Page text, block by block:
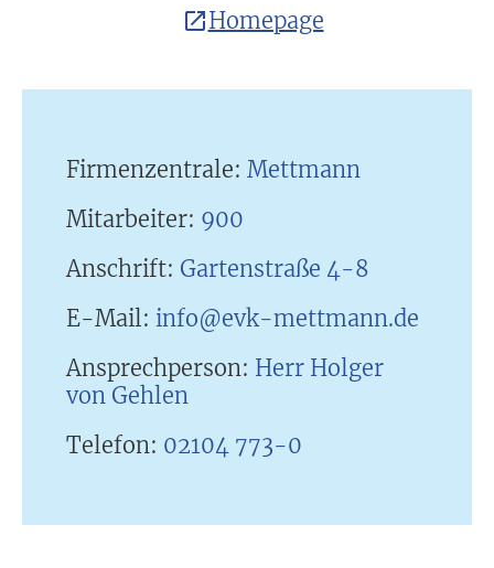
Homepage
Firmenzentrale: Mettmann
Mitarbeiter: 900
Anschrift: Gartenstraße 4-8
E-Mail: info@evk-mettmann.de
Ansprechperson: Herr Holger
von Gehlen
Telefon: 02104 773-0